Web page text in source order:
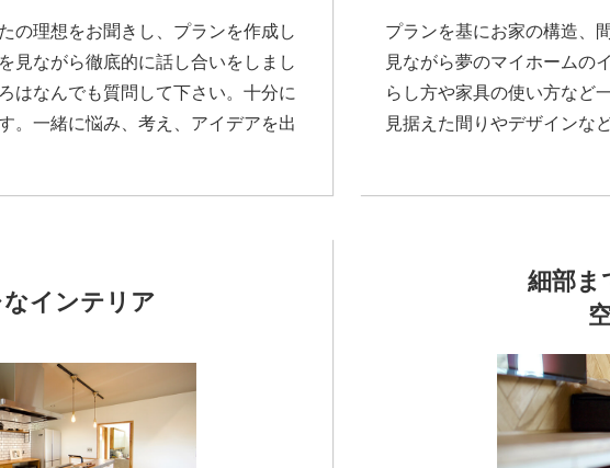
の理想をお聞きし、プランを作成し
見ながら徹底的に話し合いをしまし
はなんでも質問して下さい。十分に
。一緒に悩み、考え、アイデアを出
プランを基にお家の構造、
見ながら夢のマイホームの
らし方や家具の使い方など
見据えた間りやデザインな
インテリア
細部ま